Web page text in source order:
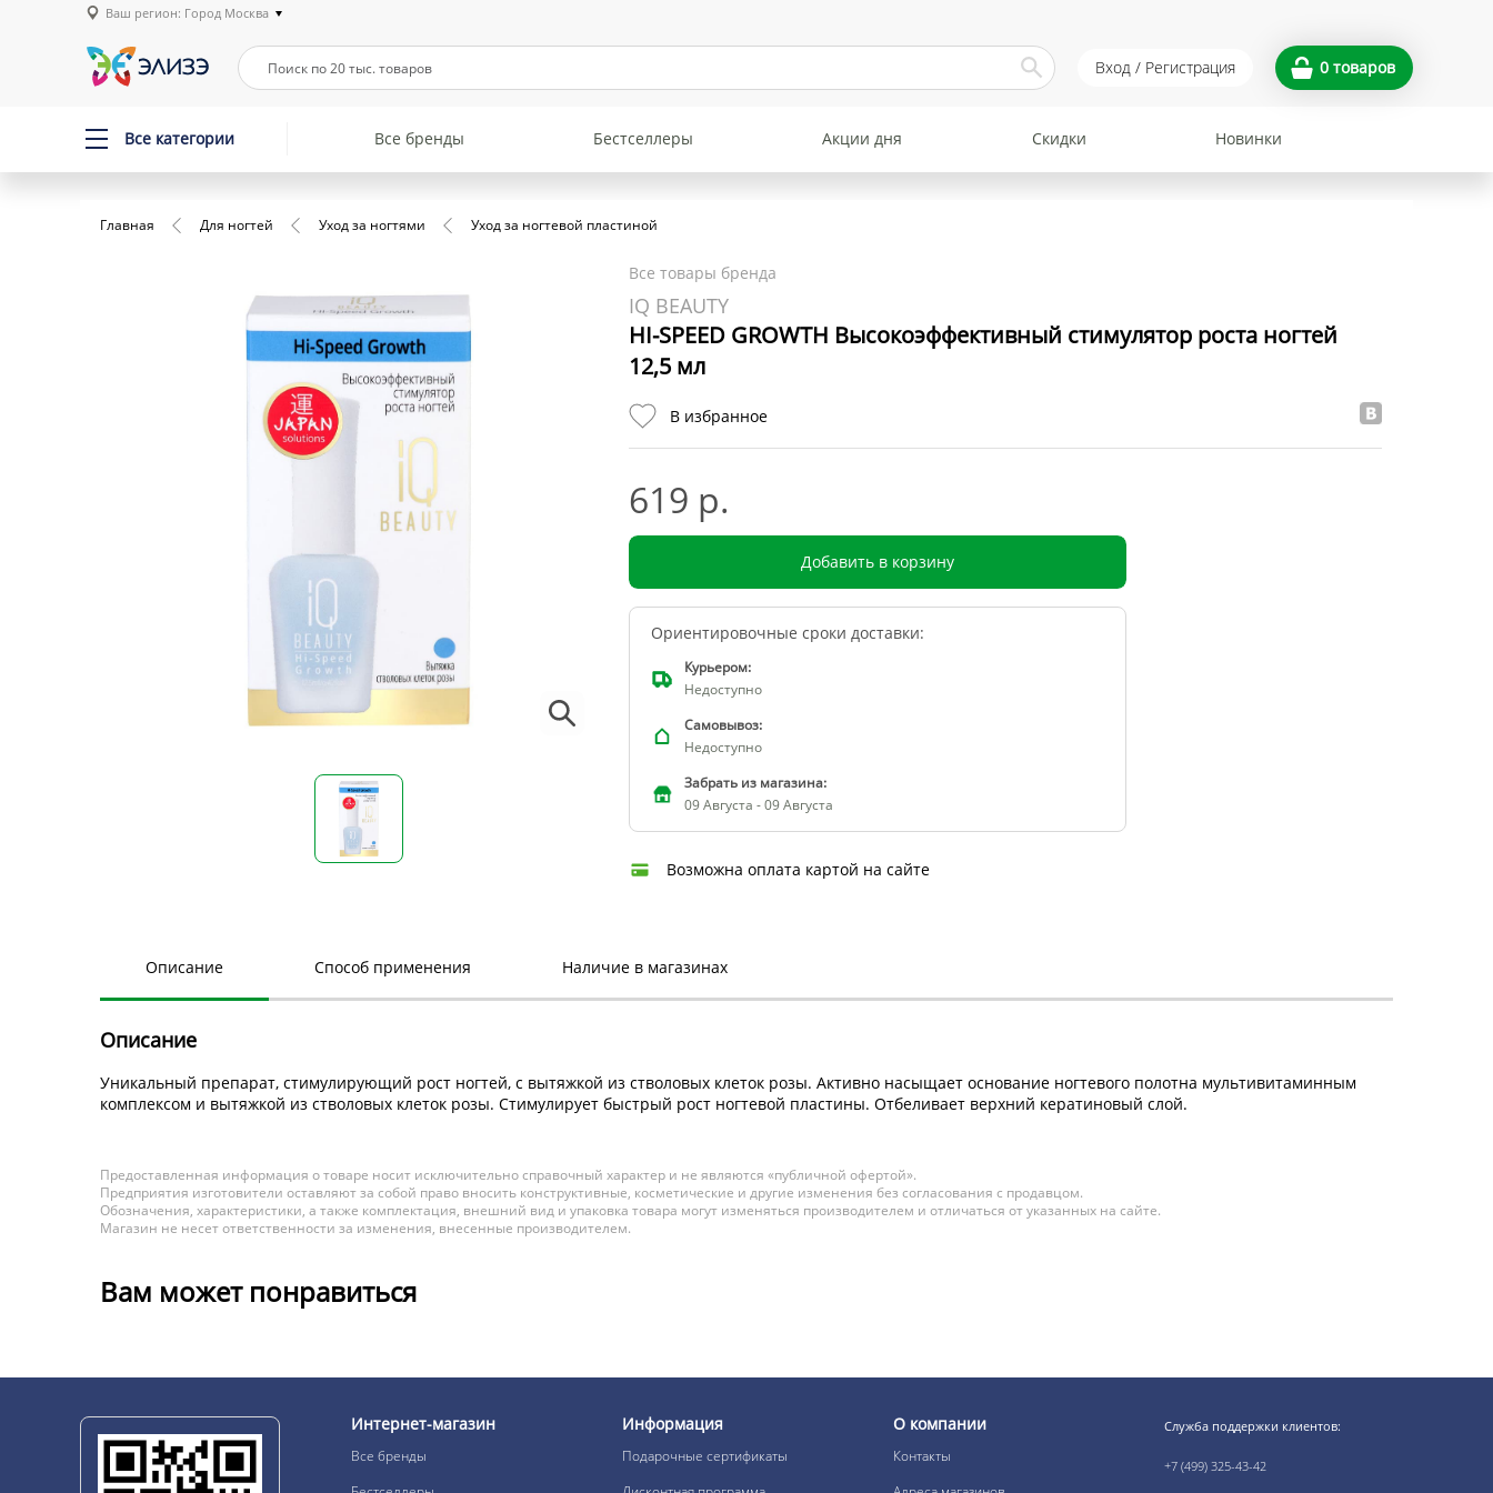
Ваш регион: Город Москва
Вход / Регистрация 0 товаров
Все категории Все бренды Бестселлеры Акции дня Скидки Новинки
Главная Для ногтей Уход за ногтями Уход за ногтевой пластиной
Все товары бренда
IQ BEAUTY
HI-SPEED GROWTH Высокоэффективный стимулятор роста ногтей
12,5 мл
В избранное
619 р.
Добавить в корзину
Ориентировочные сроки доставки:
Курьером:
Недоступно
Самовывоз:
Недоступно
Забрать из магазина:
09 Августа - 09 Августа
Возможна оплата картой на сайте
Описание Способ применения Наличие в магазинах
Описание
Уникальный препарат, стимулирующий рост ногтей, с вытяжкой из стволовых клеток розы. Активно насыщает основание ногтевого полотна мультивитаминным
комплексом и вытяжкой из стволовых клеток розы. Стимулирует быстрый рост ногтевой пластины. Отбеливает верхний кератиновый слой.
Предоставленная информация о товаре носит исключительно справочный характер и не являются «публичной офертой».
Предприятия изготовители оставляют за собой право вносить конструктивные, косметические и другие изменения без согласования с продавцом.
Обозначения, характеристики, а также комплектация, внешний вид и упаковка товара могут изменяться производителем и отличаться от указанных на сайте.
Магазин не несет ответственности за изменения, внесенные производителем.
Вам может понравиться
Интернет-магазин
Все бренды
Информация
Подарочные сертификаты
О компании
Контакты
Служба поддержки клиентов:
+7 (499) 325-43-42